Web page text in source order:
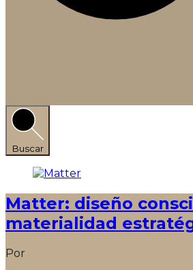
Buscar
Matter: diseño
materialidad
Por